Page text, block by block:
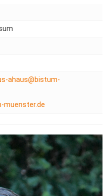
ahaus@bistum-
muenster.de